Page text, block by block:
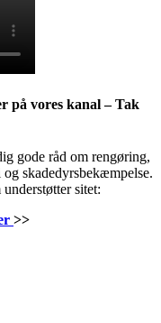
på vores kanal – Tak
gode råd om rengøring,
skadedyrsbekæmpelse.
sitet:
>>